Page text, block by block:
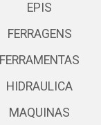
EPIS
FERRAGENS
FERRAMENTAS
HIDRAULICA
MAQUINAS